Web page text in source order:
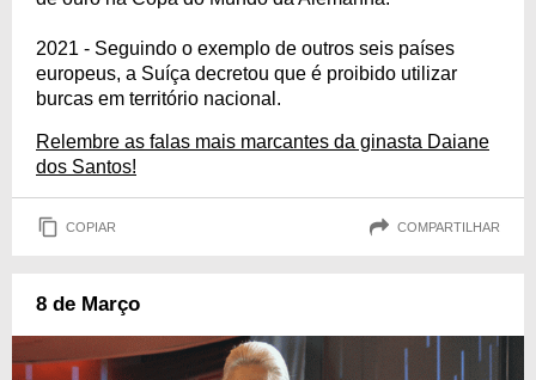
2021 - Seguindo o exemplo de outros seis países
europeus, a Suíça decretou que é proibido utilizar
burcas em território nacional.
Relembre as falas mais marcantes da ginasta Daiane
dos Santos!
COPIAR COMPARTILHAR
8 de Março